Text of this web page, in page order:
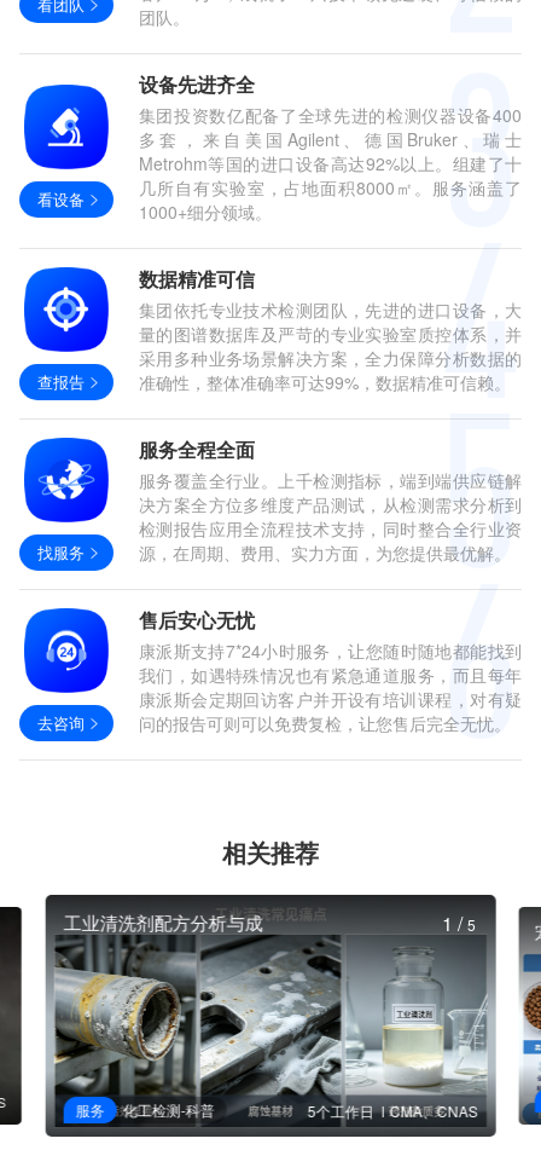
团队。
看设备
设备先进齐全
集团投资数亿配备了全球先进的检测仪器设备400
多套，来自美国Agilent、德国Bruker、瑞士
Metrohm等国的进口设备高达92%以上。组建了十
几所自有实验室，占地面积8000㎡。服务涵盖了
1000+细分领域。
查报告
数据精准可信
集团依托专业技术检测团队，先进的进口设备，大
量的图谱数据库及严苛的专业实验室质控体系，并
采用多种业务场景解决方案，全力保障分析数据的
准确性，整体准确率可达99%，数据精准可信赖。
找服务
服务全程全面
服务覆盖全行业。上千检测指标，端到端供应链解
决方案全方位多维度产品测试，从检测需求分析到
检测报告应用全流程技术支持，同时整合全行业资
源，在周期、费用、实力方面，为您提供最优解。
去咨询
售后安心无忧
康派斯支持7*24小时服务，让您随时随地都能找到
我们，如遇特殊情况也有紧急通道服务，而且每年
康派斯会定期回访客户并开设有培训课程，对有疑
问的报告可则可以免费复检，让您售后完全无忧。
相关推荐
工业清洗剂配方分析与成
服务 化工检测-科普 5个工作日 CMA、CNAS
1 /5